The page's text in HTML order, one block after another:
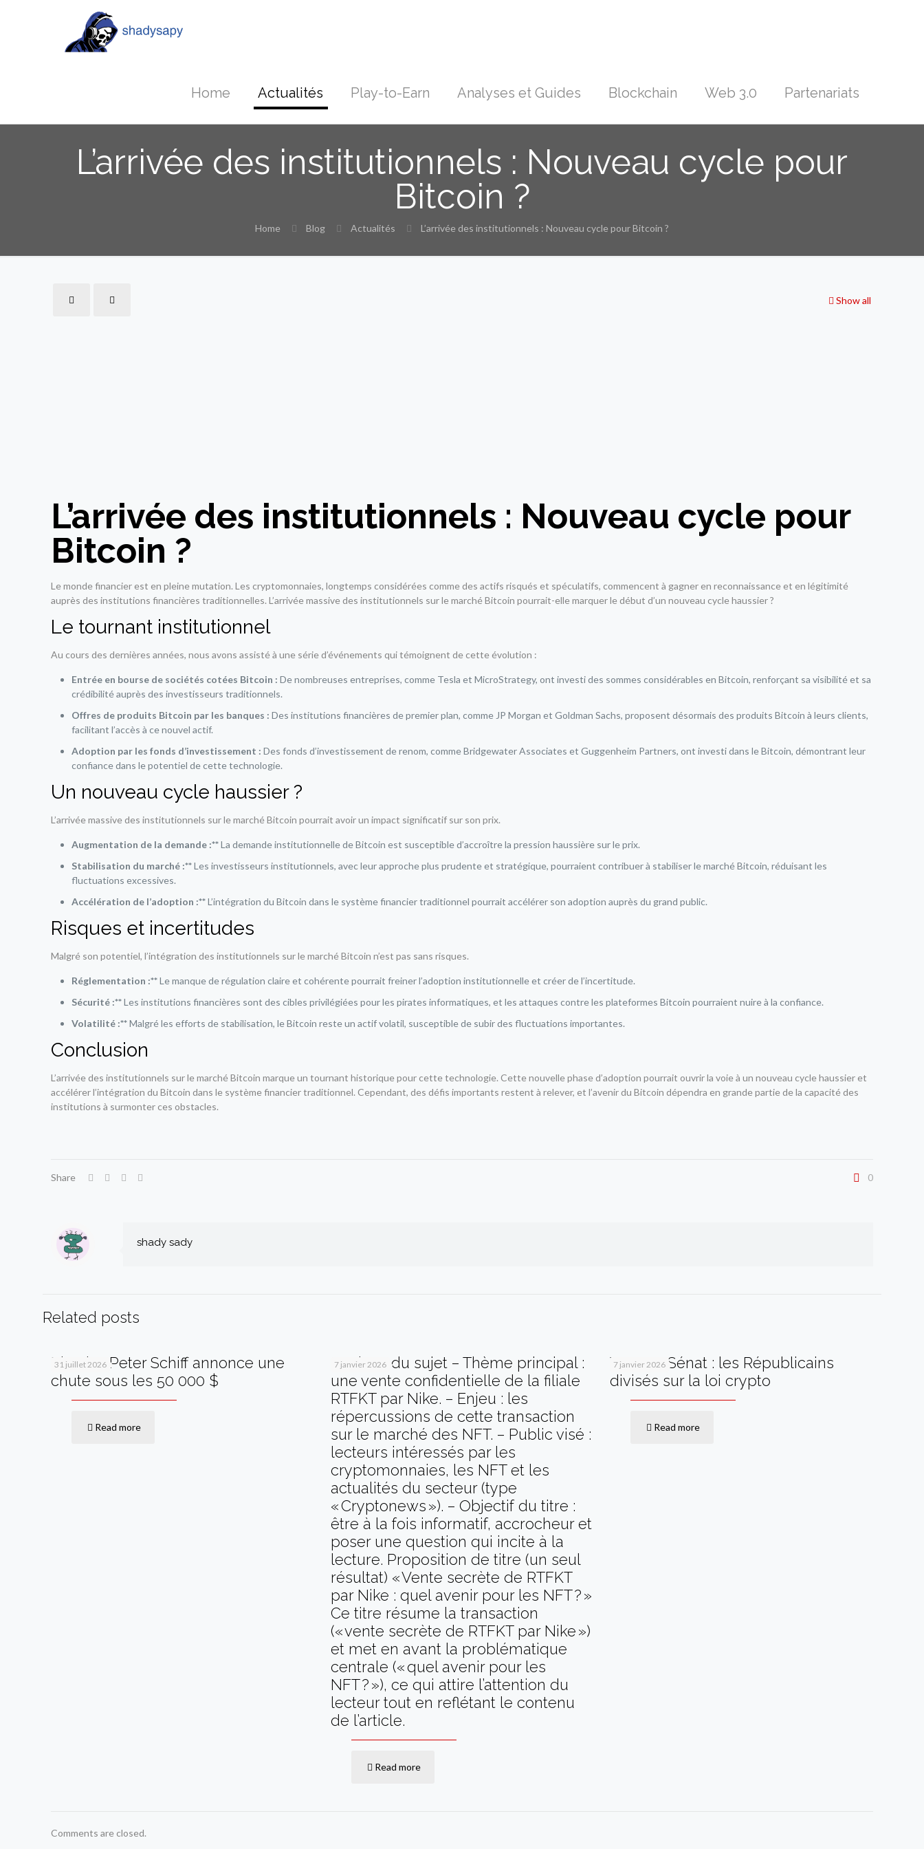
Home Actualités Play-to-Earn Analyses et Guides Blockchain Web 3.0 Partenariats
L’arrivée des institutionnels : Nouveau cycle pour
Bitcoin ?
Home Blog Actualités L’arrivée des institutionnels : Nouveau cycle pour Bitcoin ?
Show all
L’arrivée des institutionnels : Nouveau cycle pour
Bitcoin ?
Le monde financier est en pleine mutation. Les cryptomonnaies, longtemps considérées comme des actifs risqués et spéculatifs, commencent à gagner en reconnaissance et en légitimité
auprès des institutions financières traditionnelles. L’arrivée massive des institutionnels sur le marché Bitcoin pourrait-elle marquer le début d’un nouveau cycle haussier ?
Le tournant institutionnel
Au cours des dernières années, nous avons assisté à une série d’événements qui témoignent de cette évolution :
Entrée en bourse de sociétés cotées Bitcoin : De nombreuses entreprises, comme Tesla et MicroStrategy, ont investi des sommes considérables en Bitcoin, renforçant sa visibilité et sa
crédibilité auprès des investisseurs traditionnels.
Offres de produits Bitcoin par les banques : Des institutions financières de premier plan, comme JP Morgan et Goldman Sachs, proposent désormais des produits Bitcoin à leurs clients,
facilitant l’accès à ce nouvel actif.
Adoption par les fonds d’investissement : Des fonds d’investissement de renom, comme Bridgewater Associates et Guggenheim Partners, ont investi dans le Bitcoin, démontrant leur
confiance dans le potentiel de cette technologie.
Un nouveau cycle haussier ?
L’arrivée massive des institutionnels sur le marché Bitcoin pourrait avoir un impact significatif sur son prix.
Augmentation de la demande :**La demande institutionnelle de Bitcoin est susceptible d’accroître la pression haussière sur le prix.
Stabilisation du marché :**Les investisseurs institutionnels, avec leur approche plus prudente et stratégique, pourraient contribuer à stabiliser le marché Bitcoin, réduisant les
fluctuations excessives.
Accélération de l’adoption :**L’intégration du Bitcoin dans le système financier traditionnel pourrait accélérer son adoption auprès du grand public.
Risques et incertitudes
Malgré son potentiel, l’intégration des institutionnels sur le marché Bitcoin n’est pas sans risques.
Réglementation :**Le manque de régulation claire et cohérente pourrait freiner l’adoption institutionnelle et créer de l’incertitude.
Sécurité :**Les institutions financières sont des cibles privilégiées pour les pirates informatiques, et les attaques contre les plateformes Bitcoin pourraient nuire à la confiance.
Volatilité :**Malgré les efforts de stabilisation, le Bitcoin reste un actif volatil, susceptible de subir des fluctuations importantes.
Conclusion
L’arrivée des institutionnels sur le marché Bitcoin marque un tournant historique pour cette technologie. Cette nouvelle phase d’adoption pourrait ouvrir la voie à un nouveau cycle haussier et
accélérer l’intégration du Bitcoin dans le système financier traditionnel. Cependant, des défis importants restent à relever, et l’avenir du Bitcoin dépendra en grande partie de la capacité des
institutions à surmonter ces obstacles.
Share 0
shady sady
Related posts
31 juillet 2026
Bitcoin : Peter Schiff annonce une
chute sous les 50 000 $
Read more
7 janvier 2026
Analyse du sujet – Thème principal :
une vente confidentielle de la filiale
RTFKT par Nike. – Enjeu : les
répercussions de cette transaction
sur le marché des NFT. – Public visé :
lecteurs intéressés par les
cryptomonnaies, les NFT et les
actualités du secteur (type
« Cryptonews »). – Objectif du titre :
être à la fois informatif, accrocheur et
poser une question qui incite à la
lecture. Proposition de titre (un seul
résultat) « Vente secrète de RTFKT
par Nike : quel avenir pour les NFT ? »
Ce titre résume la transaction
(« vente secrète de RTFKT par Nike »)
et met en avant la problématique
centrale (« quel avenir pour les
NFT ? »), ce qui attire l’attention du
lecteur tout en reflétant le contenu
de l’article.
Read more
7 janvier 2026
Vote au Sénat : les Républicains
divisés sur la loi crypto
Read more
Comments are closed.